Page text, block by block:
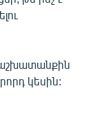
կեսին: